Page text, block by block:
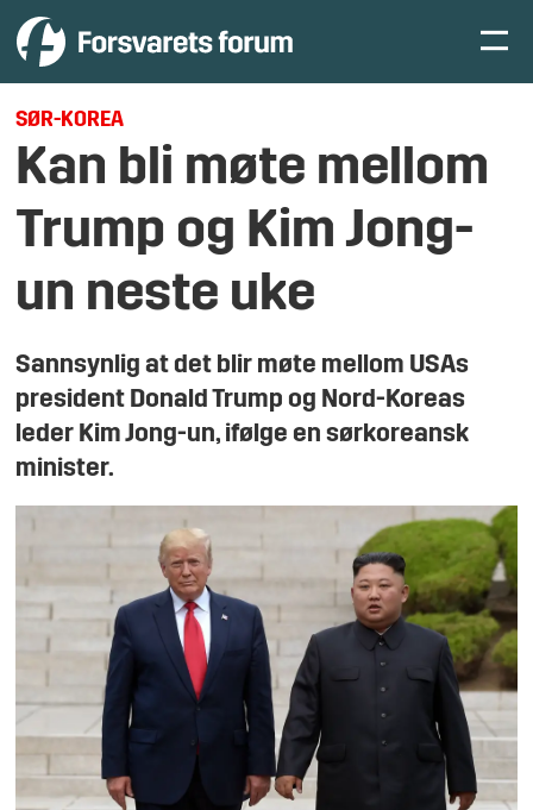
SØR-KOREA
Kan bli møte mellom
Trump og Kim Jong-
un neste uke
Sannsynlig at det blir møte mellom USAs
president Donald Trump og Nord-Koreas
leder Kim Jong-un, ifølge en sørkoreansk
minister.